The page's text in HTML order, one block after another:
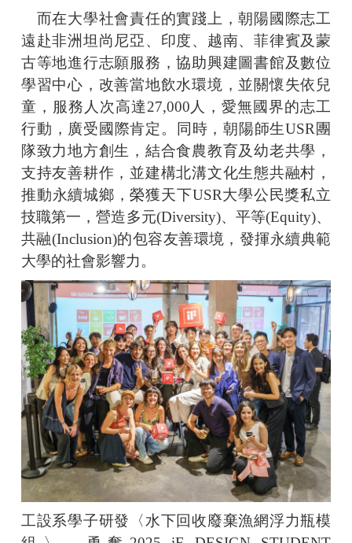
而在大學社會責任的實踐上，朝陽國際志工
遠赴非洲坦尚尼亞、印度、越南、菲律賓及蒙
古等地進行志願服務，協助興建圖書館及數位
學習中心，改善當地飲水環境，並關懷失依兒
童，服務人次高達27,000人，愛無國界的志工
行動，廣受國際肯定。同時，朝陽師生USR團
隊致力地方創生，結合食農教育及幼老共學，
支持友善耕作，並建構北溝文化生態共融村，
推動永續城鄉，榮獲天下USR大學公民獎私立
技職第一，營造多元(Diversity)、平等(Equity)、
共融(Inclusion)的包容友善環境，發揮永續典範
大學的社會影響力。
工設系學子研發〈水下回收廢棄漁網浮力瓶模